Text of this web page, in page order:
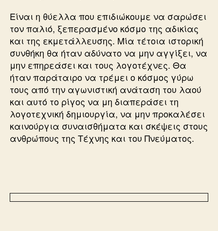
Είναι η θύελλα που επιδιώκουμε να σαρώσει
τον παλιό, ξεπερασμένο κόσμο της αδικίας
και της εκμετάλλευσης. Μία τέτοια ιστορική
συνθήκη θα ήταν αδύνατο να μην αγγίξει, να
μην επηρεάσει και τους λογοτέχνες. Θα
ήταν παράταιρο να τρέμει ο κόσμος γύρω
τους από την αγωνιστική ανάταση του λαού
και αυτό το ρίγος να μη διαπεράσει τη
λογοτεχνική δημιουργία, να μην προκαλέσει
καινούργια συναισθήματα και σκέψεις στους
ανθρώπους της Τέχνης και του Πνεύματος.